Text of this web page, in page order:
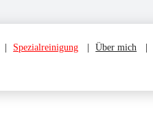
Spezialreinigung Über mich